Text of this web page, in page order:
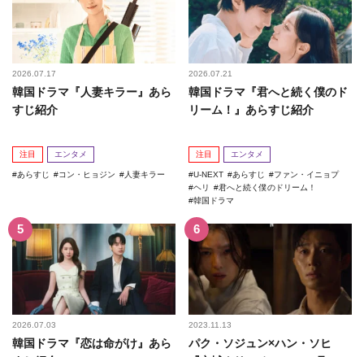
2026.07.17
韓国ドラマ『人妻キラー』あら
すじ紹介
注目 エンタメ
あらすじ コン・ヒョジン 人妻キラー
2026.07.21
韓国ドラマ『君へと続く僕のド
リーム！』あらすじ紹介
注目 エンタメ
U-NEXT あらすじ
ファン・イニョプ
ヘリ
君へと続く僕のドリーム！
韓国ドラマ
2026.07.03
韓国ドラマ『恋は命がけ』あら
2023.11.13
パク・ソジュン×ハン・ソヒ